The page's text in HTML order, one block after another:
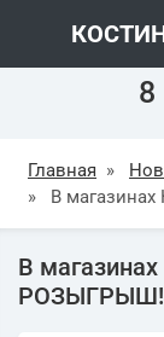
Главная »
»
В
В
РОЗЫГРЫШ!